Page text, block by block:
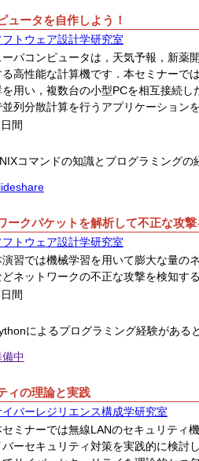
ュータを自作しよう！
フトウェア設計学研究室
ーパコンピュータは，天気予報，新薬
る高性能な計算機です．本セミナーで
を用い，複数台の小型PCを相互接続
並列分散計算を行うアプリケーション
間
コマンドの知識とプログラミングの
ークパケットを解析して不正な攻撃
フトウェア設計学研究室
演習では機械学習を用いて膨大な量の
どネットワークの不正な攻撃を検知す
間
によるプログラミング経験がある
備中
ィの理論と実践
イバーレジリエンス構成学研究室
セミナーでは無線LANのセキュリティ
バーセキュリティ対策を実践的に検討